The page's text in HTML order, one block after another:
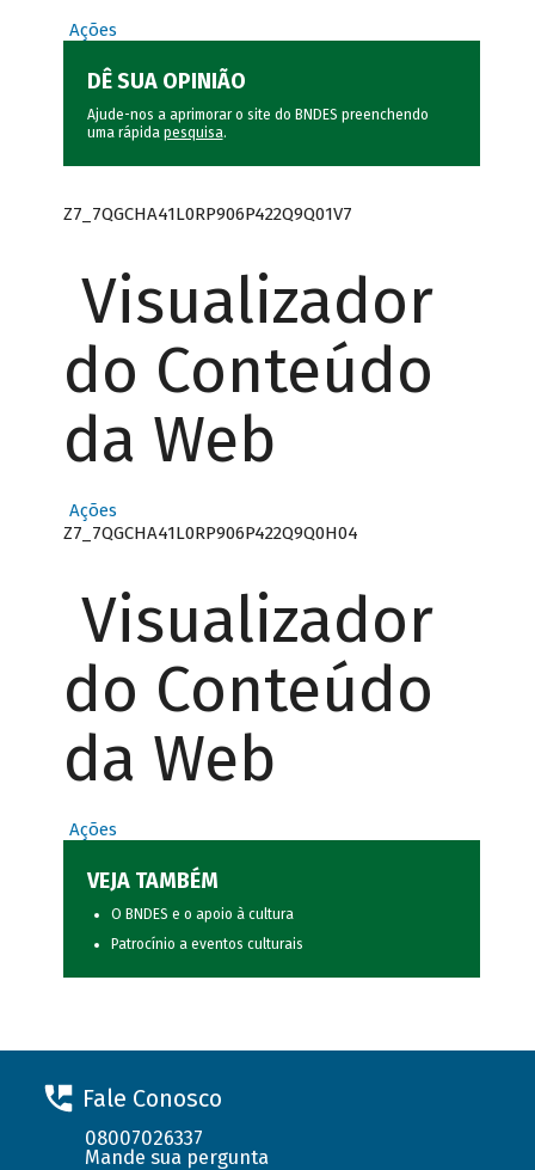
Ações
DÊ SUA OPINIÃO
Ajude-nos a aprimorar o site do BNDES preenchendo
uma rápida pesquisa.
Z7_7QGCHA41L0RP906P422Q9Q01V7
Visualizador
do Conteúdo
da Web
Ações
Z7_7QGCHA41L0RP906P422Q9Q0H04
Visualizador
do Conteúdo
da Web
Ações
VEJA TAMBÉM
O BNDES e o apoio à cultura
Patrocínio a eventos culturais
Fale Conosco
08007026337
Mande sua pergunta